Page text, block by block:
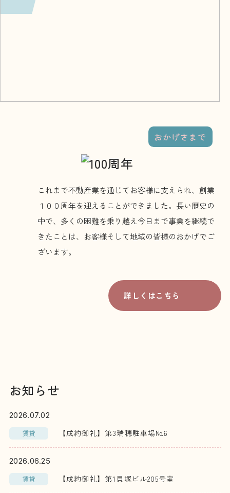
おかげさまで
これまで不動産業を通じてお客様に支えられ、創業
１００周年を迎えることができました。長い歴史の
中で、多くの困難を乗り越え今日まで事業を継続で
きたことは、お客様そして地域の皆様のおかげでご
ざいます。
詳しくはこちら
お知らせ
2026.07.02
賃貸
【成約御礼】第3瑞穂駐車場№6
2026.06.25
賃貸
【成約御礼】第1貝塚ビル205号室